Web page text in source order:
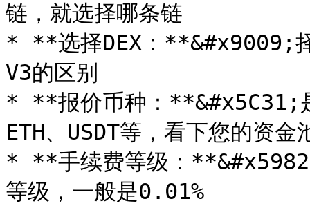
链，就选择哪条链
* **选择DEX：**&#x9009;
V3的区别
* **报价币种：**&#x5C31;
ETH、USDT等，看下您的资金
* **手续费等级：
等级，一般是0.01%